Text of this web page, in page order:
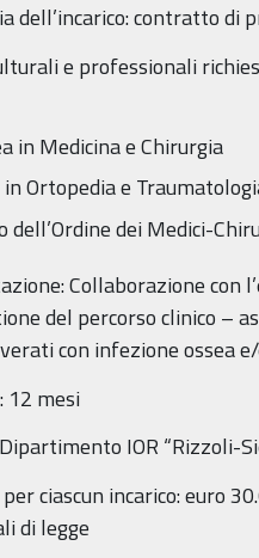
dell’incarico: contratto di
e professionali
in Medicina e Chirurgia
Ortopedia e
dell’Ordine dei Medici-
Collaborazione con
del percorso clinico –
con infezione ossea
12 mesi
IOR “Rizzoli-
ciascun incarico: euro
di legge